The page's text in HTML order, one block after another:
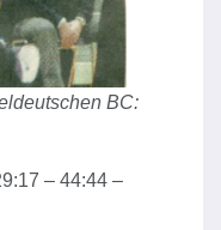
BC:
– 44:44 –